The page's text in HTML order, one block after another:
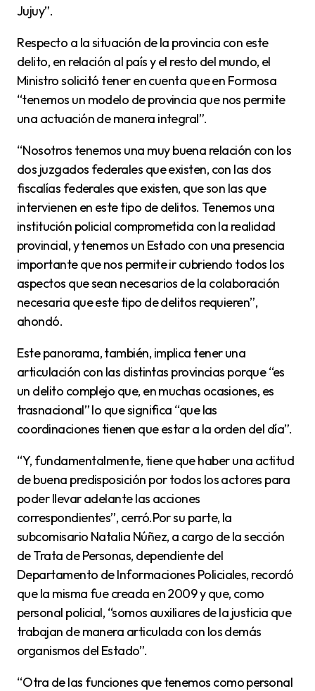
Jujuy”.
Respecto a la situación de la provincia con este
delito, en relación al país y el resto del mundo, el
Ministro solicitó tener en cuenta que en Formosa
“tenemos un modelo de provincia que nos permite
una actuación de manera integral”.
“Nosotros tenemos una muy buena relación con los
dos juzgados federales que existen, con las dos
fiscalías federales que existen, que son las que
intervienen en este tipo de delitos. Tenemos una
institución policial comprometida con la realidad
provincial, y tenemos un Estado con una presencia
importante que nos permite ir cubriendo todos los
aspectos que sean necesarios de la colaboración
necesaria que este tipo de delitos requieren”,
ahondó.
Este panorama, también, implica tener una
articulación con las distintas provincias porque “es
un delito complejo que, en muchas ocasiones, es
trasnacional” lo que significa “que las
coordinaciones tienen que estar a la orden del día”.
“Y, fundamentalmente, tiene que haber una actitud
de buena predisposición por todos los actores para
poder llevar adelante las acciones
correspondientes”, cerró.Por su parte, la
subcomisario Natalia Núñez, a cargo de la sección
de Trata de Personas, dependiente del
Departamento de Informaciones Policiales, recordó
que la misma fue creada en 2009 y que, como
personal policial, “somos auxiliares de la justicia que
trabajan de manera articulada con los demás
organismos del Estado”.
“Otra de las funciones que tenemos como personal